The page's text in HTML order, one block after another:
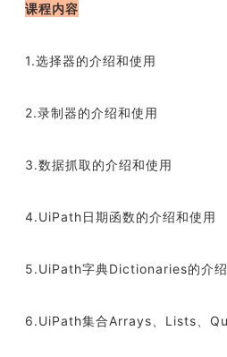
课程内容
1.选择器的介绍和使用
2.录制器的介绍和使用
3.数据抓取的介绍和使用
4.UiPath日期函数的介绍和使用
5.UiPath字典Dictionaries的介
6.UiPath集合Arrays、Lists、